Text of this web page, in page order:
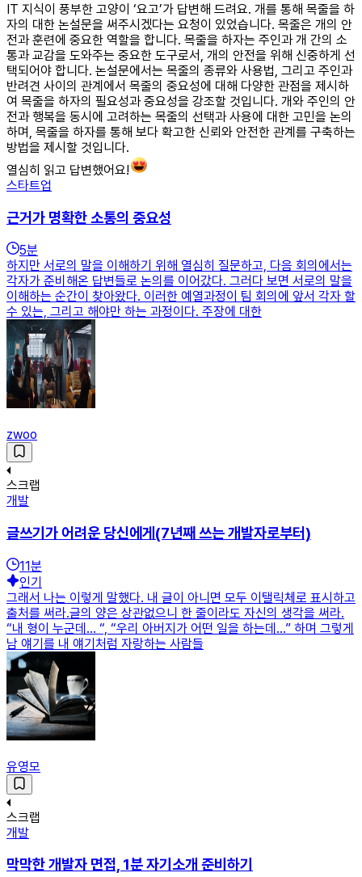
IT 지식이 풍부한 고양이 ‘요고’가 답변해 드려요. 개를 통해 목줄을 하
자의 대한 논설문을 써주시겠다는 요청이 있었습니다. 목줄은 개의 안
전과 훈련에 중요한 역할을 합니다. 목줄을 하자는 주인과 개 간의 소
통과 교감을 도와주는 중요한 도구로서, 개의 안전을 위해 신중하게 선
택되어야 합니다. 논설문에서는 목줄의 종류와 사용법, 그리고 주인과
반려견 사이의 관계에서 목줄의 중요성에 대해 다양한 관점을 제시하
여 목줄을 하자의 필요성과 중요성을 강조할 것입니다. 개와 주인의 안
전과 행복을 동시에 고려하는 목줄의 선택과 사용에 대한 고민을 논의
하며, 목줄을 하자를 통해 보다 확고한 신뢰와 안전한 관계를 구축하는
방법을 제시할 것입니다.
열심히 읽고 답변했어요!
스타트업
근거가 명확한 소통의 중요성
5분
하지만 서로의 말을 이해하기 위해 열심히 질문하고, 다음 회의에서는
각자가 준비해온 답변들로 논의를 이어갔다. 그러다 보면 서로의 말을
이해하는 순간이 찾아왔다. 이러한 예열과정이 팀 회의에 앞서 각자 할
수 있는, 그리고 해야만 하는 과정이다. 주장에 대한
zwoo
스크랩
개발
글쓰기가 어려운 당신에게(7년째 쓰는 개발자로부터)
11분
인기
그래서 나는 이렇게 말했다. 내 글이 아니면 모두 이탤릭체로 표시하고
출처를 써라.글의 양은 상관없으니 한 줄이라도 자신의 생각을 써라.
“내 형이 누군데… “, “우리 아버지가 어떤 일을 하는데…” 하며 그렇게
남 얘기를 내 얘기처럼 자랑하는 사람들
유영모
스크랩
개발
막막한 개발자 면접, 1분 자기소개 준비하기